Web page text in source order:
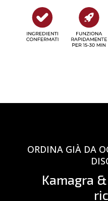
ORDINA GIÀ DA
Kamagra